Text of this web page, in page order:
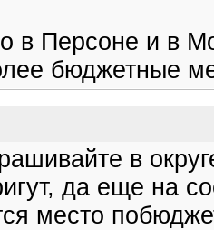
в Персоне и в
бюджетные
в
да еще на
место